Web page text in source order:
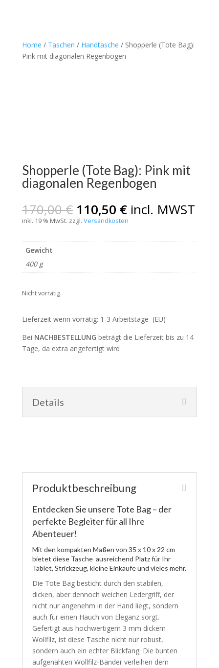
Home / Taschen / Handtasche / Shopperle (Tote Bag):
Pink mit diagonalen Regenbogen
Shopperle (Tote Bag): Pink mit
diagonalen Regenbogen
170,00€ Ursprünglicher
Preis
170,00 €
110,50 €Aktueller
Preis
110,50 €.
incl. MWST
inkl. 19 % MwSt. zzgl. Versandkosten
Gewicht
400 g
Nicht vorrätig
Lieferzeit wenn vorrätig: 1-3 Arbeitstage (EU)
Bei NACHBESTELLUNG beträgt die Lieferzeit bis zu 14
Tage, da extra angefertigt wird
Details
Produktbeschreibung
Entdecken Sie unsere Tote Bag – der
perfekte Begleiter für all Ihre
Abenteuer!
Mit den kompakten Maßen von 35 x 10 x 22 cm
bietet diese Tasche ausreichend Platz für Ihr
Tablet, Strickzeug, kleine Einkäufe und vieles mehr.
Die Tote Bag besticht durch den stabilen,
dicken, aber dennoch weichen Ledergriff, der
nicht nur angenehm in der Hand liegt, sondern
auch für einen Hauch von Eleganz sorgt.
Gefertigt aus hochwertigem 3 mm dickem
Wollfilz, ist diese Tasche nicht nur robust,
sondern auch ein echter Blickfang. Die bunten
aufgenähten Wollfilz-Bänder verleihen dem